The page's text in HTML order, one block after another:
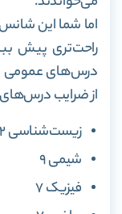
اما شما این شانس
راحت‌تری پیش
درس‌های عمومی
از ضرایب
زیست‌شناسی ۱۲
شیمی ۹
فیزیک ۷